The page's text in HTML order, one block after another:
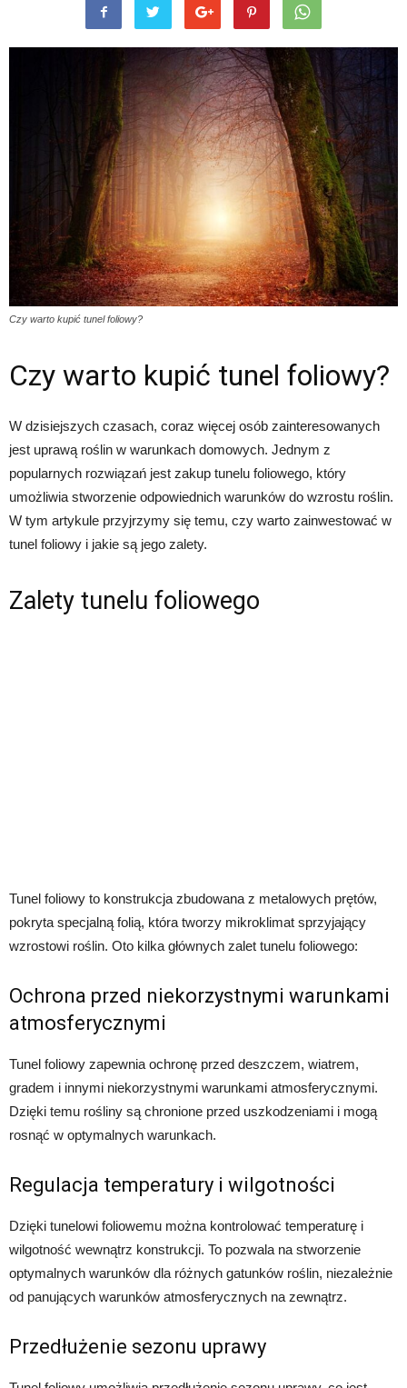
Czy warto kupić tunel foliowy?
Czy warto kupić tunel foliowy?
W dzisiejszych czasach, coraz więcej osób zainteresowanych
jest uprawą roślin w warunkach domowych. Jednym z
popularnych rozwiązań jest zakup tunelu foliowego, który
umożliwia stworzenie odpowiednich warunków do wzrostu roślin.
W tym artykule przyjrzymy się temu, czy warto zainwestować w
tunel foliowy i jakie są jego zalety.
Zalety tunelu foliowego
Tunel foliowy to konstrukcja zbudowana z metalowych prętów,
pokryta specjalną folią, która tworzy mikroklimat sprzyjający
wzrostowi roślin. Oto kilka głównych zalet tunelu foliowego:
Ochrona przed niekorzystnymi warunkami
atmosferycznymi
Tunel foliowy zapewnia ochronę przed deszczem, wiatrem,
gradem i innymi niekorzystnymi warunkami atmosferycznymi.
Dzięki temu rośliny są chronione przed uszkodzeniami i mogą
rosnąć w optymalnych warunkach.
Regulacja temperatury i wilgotności
Dzięki tunelowi foliowemu można kontrolować temperaturę i
wilgotność wewnątrz konstrukcji. To pozwala na stworzenie
optymalnych warunków dla różnych gatunków roślin, niezależnie
od panujących warunków atmosferycznych na zewnątrz.
Przedłużenie sezonu uprawy